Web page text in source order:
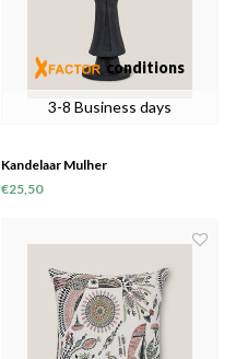
3-8 Business days
conditions
Kandelaar Mulher
€25,50